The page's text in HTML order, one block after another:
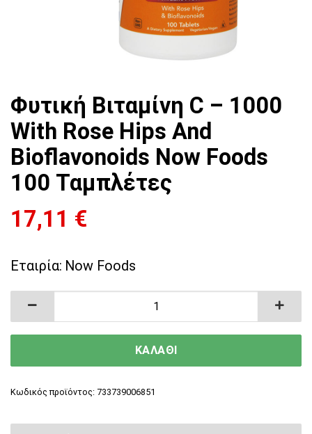
Φυτική Βιταμίνη C – 1000
With Rose Hips And
Bioflavonoids Now Foods
100 Ταμπλέτες
17,11 €
Εταιρία: Now Foods
Φυτική Βιταμίνη C - 1000 With Rose Hips
ΚΑΛΑΘΙ
Κωδικός προϊόντος: 733739006851